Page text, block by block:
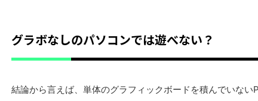
グラボなしのパソコンでは遊べない？
結論から言えば、単体のグラフィックボードを積んでいな